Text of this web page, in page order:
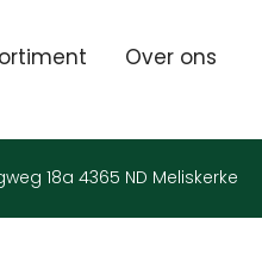
Over ons
18a 4365 ND Meliskerke